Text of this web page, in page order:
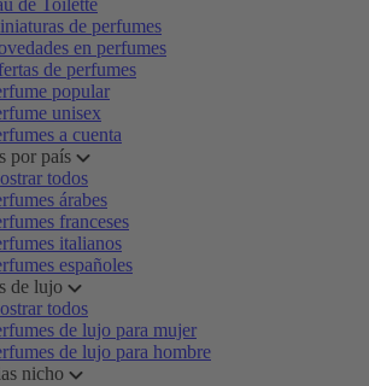
de Toilette
de perfumes
en perfumes
de perfumes
popular
unisex
a cuenta
por país
todos
árabes
franceses
italianos
españoles
de lujo
todos
de lujo para mujer
de lujo para hombre
nicho